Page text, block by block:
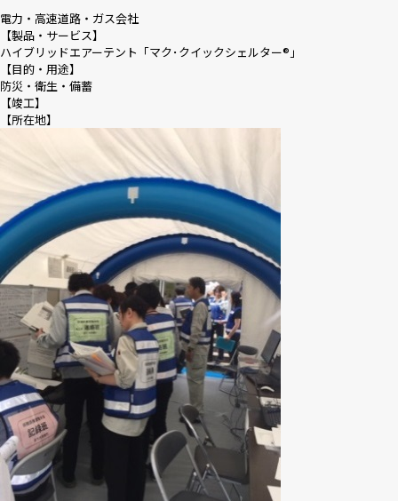
電力・高速道路・ガス会社
【製品・サービス】
ハイブリッドエアーテント「マク･クイックシェルター®｣
【目的・用途】
防災・衛生・備蓄
【竣工】
【所在地】